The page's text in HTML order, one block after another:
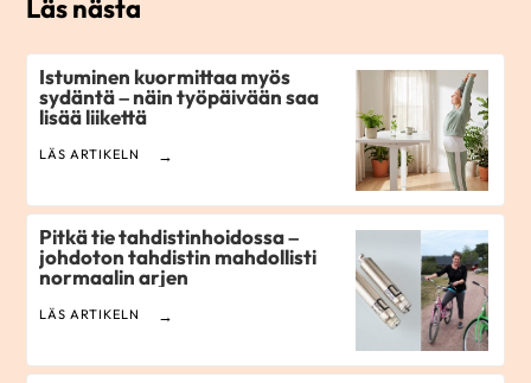
Läs nästa
Istuminen kuormittaa myös
sydäntä – näin työpäivään saa
lisää liikettä
LÄS ARTIKELN
Pitkä tie tahdistinhoidossa –
johdoton tahdistin mahdollisti
normaalin arjen
LÄS ARTIKELN